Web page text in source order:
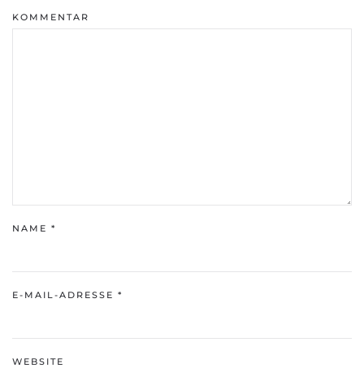
KOMMENTAR
NAME *
E-MAIL-ADRESSE *
WEBSITE